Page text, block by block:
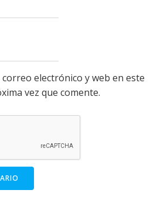
electrónico y web en este
vez que comente.